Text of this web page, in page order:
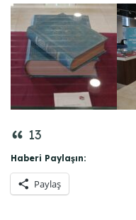
13
Haberi Paylaşın:
Paylaş